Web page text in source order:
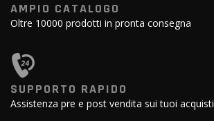
AMPIO CATALOGO
Oltre 10000 prodotti in pronta consegna
SUPPORTO RAPIDO
Assistenza pre e post vendita sui tuoi acquisti